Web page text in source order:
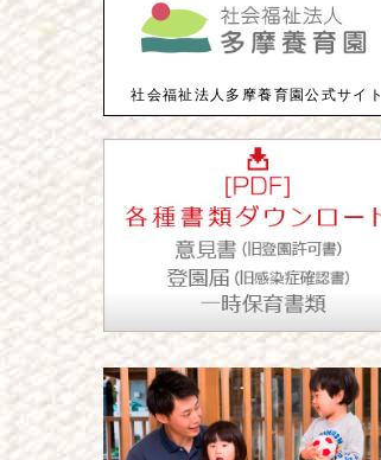
社会福祉法人多摩養育園公式サイト